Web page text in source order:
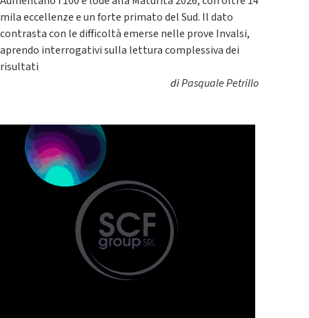
mila eccellenze e un forte primato del Sud. Il dato
contrasta con le difficoltà emerse nelle prove Invalsi,
aprendo interrogativi sulla lettura complessiva dei
risultati
diPasquale Petrillo